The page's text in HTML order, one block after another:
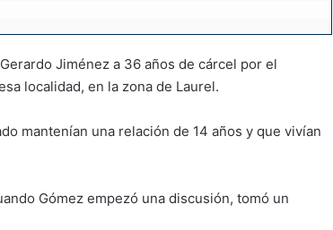
Jiménez a 36 años de cárcel por el
localidad, en la zona de Laurel.
mantenían una relación de 14 años y que vivían
Gómez empezó una discusión, tomó un